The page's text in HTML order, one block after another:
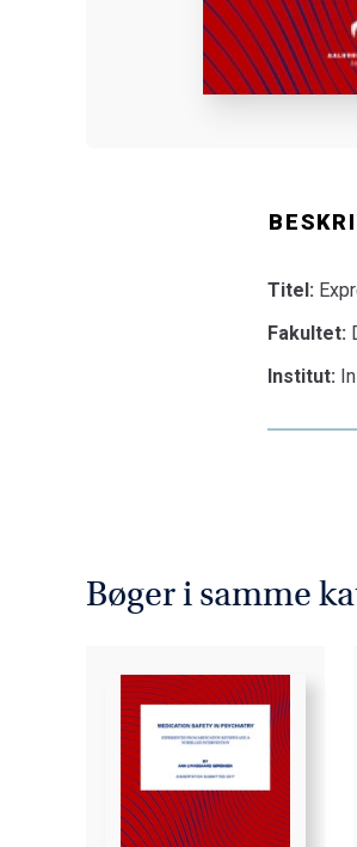
Titel:
Fakultet:
Institut:
Bøger i samme